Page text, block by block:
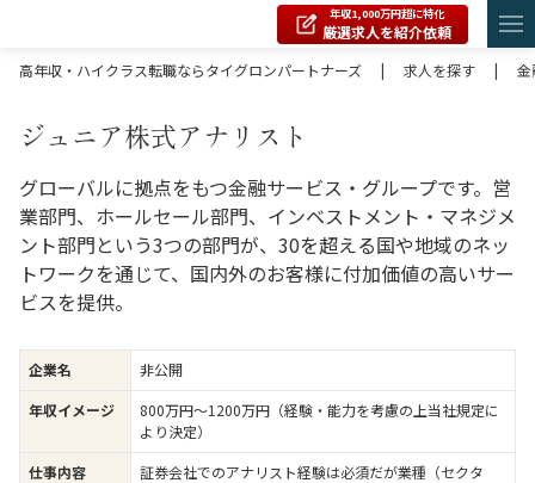
年収1,000万円超に特化
厳選求人を紹介依頼
高年収・ハイクラス転職ならタイグロンパートナーズ
| 求人を探す | 金
ジュニア株式アナリスト
グローバルに拠点をもつ金融サービス・グループです。営
業部門、ホールセール部門、インベストメント・マネジメ
ント部門という3つの部門が、30を超える国や地域のネッ
トワークを通じて、国内外のお客様に付加価値の高いサー
ビスを提供。
企業名
非公開
年収イメージ
800万円〜1200万円（経験・能力を考慮の上当社規定に
より決定）
仕事内容
証券会社でのアナリスト経験は必須だが業種（セクタ